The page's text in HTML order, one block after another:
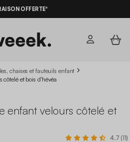
AVEC LECODE SUMMER10
OFFERTE*
chaises et fauteuils enfant
côtelé et bois d'hévéa
enfant velours côtelé et
4.7 (11)